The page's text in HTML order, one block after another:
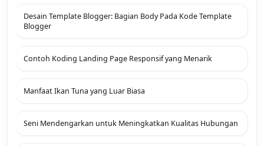
Desain Template Blogger: Bagian Body Pada Kode Template
Blogger
Contoh Koding Landing Page Responsif yang Menarik
Manfaat Ikan Tuna yang Luar Biasa
Seni Mendengarkan untuk Meningkatkan Kualitas Hubungan